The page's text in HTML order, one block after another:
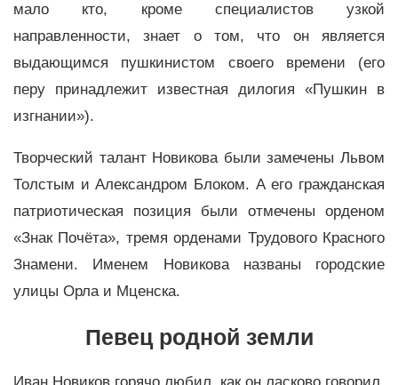
мало кто, кроме специалистов узкой
направленности, знает о том, что он является
выдающимся пушкинистом своего времени (его
перу принадлежит известная дилогия «Пушкин в
изгнании»).
Творческий талант Новикова были замечены Львом
Толстым и Александром Блоком. А его гражданская
патриотическая позиция были отмечены орденом
«Знак Почёта», тремя орденами Трудового Красного
Знамени. Именем Новикова названы городские
улицы Орла и Мценска.
Певец родной земли
Иван Новиков горячо любил, как он ласково говорил,